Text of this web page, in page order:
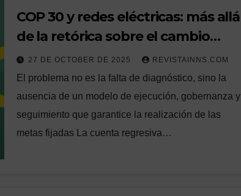
COP 30 y redes eléctricas: más allá
de la retórica sobre el cambio
climático
27 DE OCTOBER DE 2025 REVISTAINNS.COM
El problema no es la falta de diagnóstico, sino la
ausencia de un modelo de ejecución, gobernanza y
seguimiento que garantice la realización de las
metas fijadas La cuenta regresiva…